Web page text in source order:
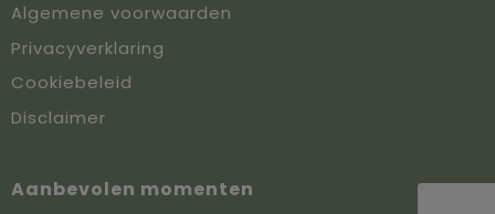
Algemene voorwaarden
Privacyverklaring
Cookiebeleid
Disclaimer
Aanbevolen momenten